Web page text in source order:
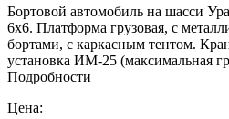
Бортовой автомобиль на шасси
6х6. Платформа грузовая, с
бортами, с каркасным тентом.
установка ИМ-25 (максимальная
Подробности
Цена: